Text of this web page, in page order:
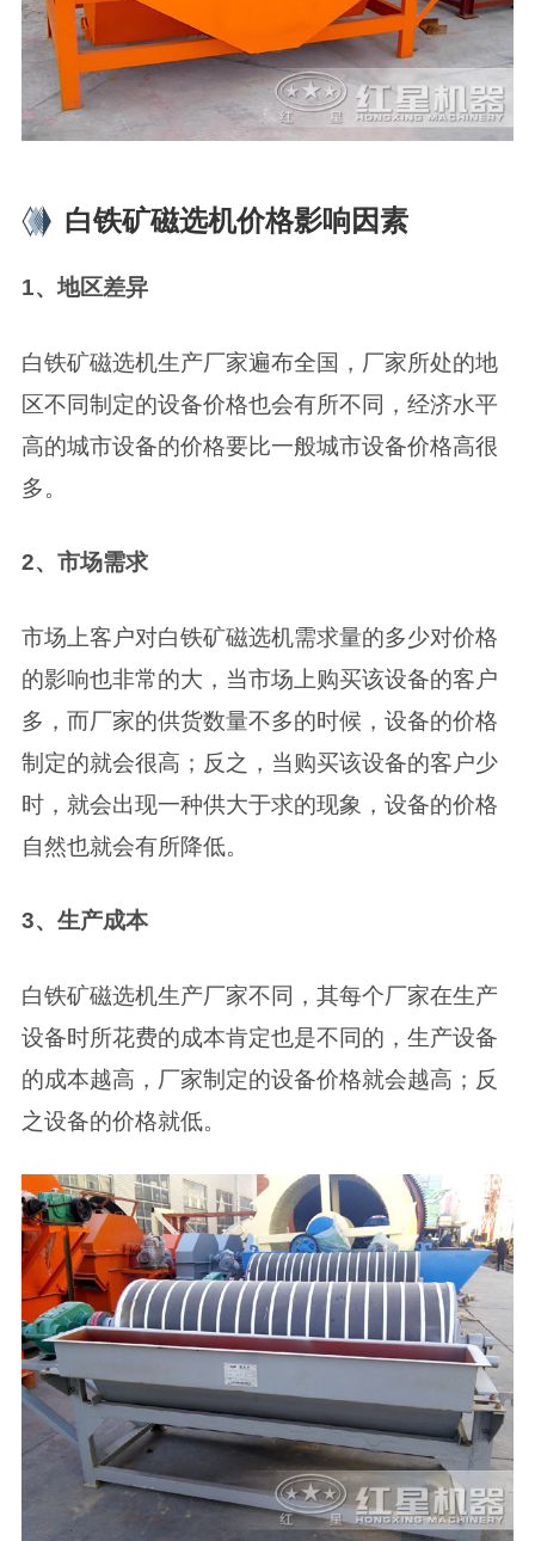
白铁矿磁选机价格影响因素
1、地区差异
白铁矿磁选机生产厂家遍布全国，厂家所处的地
区不同制定的设备价格也会有所不同，经济水平
高的城市设备的价格要比一般城市设备价格高很
多。
2、市场需求
市场上客户对白铁矿磁选机需求量的多少对价格
的影响也非常的大，当市场上购买该设备的客户
多，而厂家的供货数量不多的时候，设备的价格
制定的就会很高；反之，当购买该设备的客户少
时，就会出现一种供大于求的现象，设备的价格
自然也就会有所降低。
3、生产成本
白铁矿磁选机生产厂家不同，其每个厂家在生产
设备时所花费的成本肯定也是不同的，生产设备
的成本越高，厂家制定的设备价格就会越高；反
之设备的价格就低。